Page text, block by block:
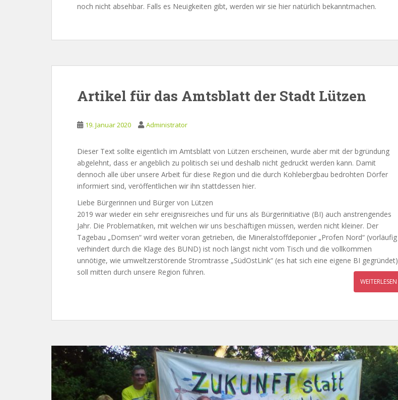
noch nicht absehbar. Falls es Neuigkeiten gibt, werden wir sie hier natürlich bekanntmachen.
Artikel für das Amtsblatt der Stadt Lützen
19. Januar 2020 Administrator
Dieser Text sollte eigentlich im Amtsblatt von Lützen erscheinen, wurde aber mit der bgründung
abgelehnt, dass er angeblich zu politisch sei und deshalb nicht gedruckt werden kann. Damit
dennoch alle über unsere Arbeit für diese Region und die durch Kohlebergbau bedrohten Dörfer
informiert sind, veröffentlichen wir ihn stattdessen hier.
Liebe Bürgerinnen und Bürger von Lützen
2019 war wieder ein sehr ereignisreiches und für uns als Bürgerinitiative (BI) auch anstrengendes
Jahr. Die Problematiken, mit welchen wir uns beschäftigen müssen, werden nicht kleiner. Der
Tagebau „Domsen“ wird weiter voran getrieben, die Mineralstoffdeponier „Profen Nord“ (vorläufig
verhindert durch die Klage des BUND) ist noch längst nicht vom Tisch und die vollkommen
unnötige, wie umweltzerstörende Stromtrasse „SüdOstLink“ (es hat sich eine eigene BI gegründet)
soll mitten durch unsere Region führen.
WEITERLESEN